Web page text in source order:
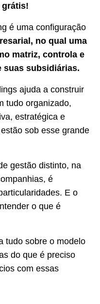
grátis!
é uma configuração
no qual uma
matriz, controla e
suas subsidiárias.
ajuda a construir
tudo organizado,
estratégica e
sob esse grande
gestão distinto, na
é
E o
o que é
tudo sobre o modelo
do que é preciso
com essas